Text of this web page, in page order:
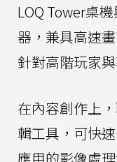
LOQ Tower桌
器，兼具高速
針對高階玩家
在內容創作上
輯工具，可快
應用的影像處